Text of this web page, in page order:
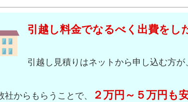
引越し料金でなるべく出費をし
引越し見積りはネットから申し込む方が
社からもらうことで、
２万円～５万円も